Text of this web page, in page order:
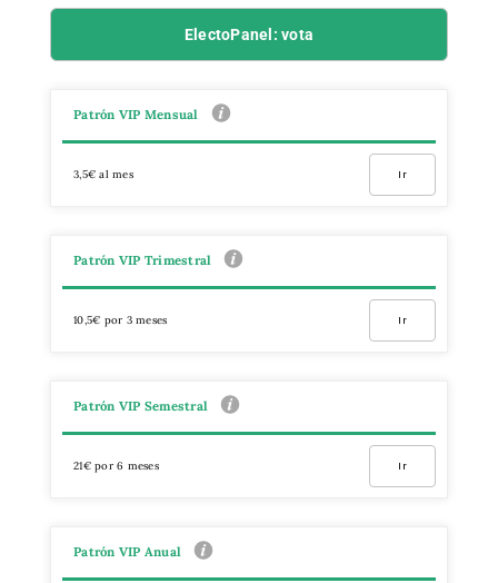
ElectoPanel: vota
Patrón VIP Mensual
3,5€ al mes Ir
Patrón VIP Trimestral
10,5€ por 3 meses Ir
Patrón VIP Semestral
21€ por 6 meses Ir
Patrón VIP Anual